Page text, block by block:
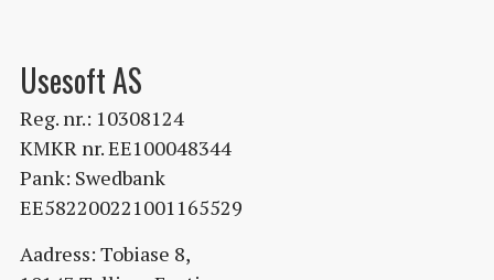
Usesoft AS
Reg. nr.: 10308124
KMKR nr. EE100048344
Pank: Swedbank
EE582200221001165529
Aadress: Tobiase 8,